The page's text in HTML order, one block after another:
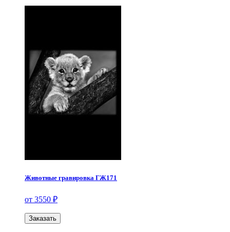
Животные гравировка ГЖ171
от 3550 ₽
Заказать